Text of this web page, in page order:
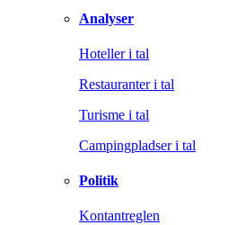
Analyser
Hoteller i tal
Restauranter i tal
Turisme i tal
Campingpladser i tal
Politik
Kontantreglen